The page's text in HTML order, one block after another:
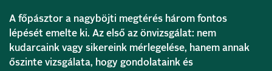
A főpásztor a nagyböjti megtérés három fontos
lépését emelte ki. Az első az önvizsgálat: nem
kudarcaink vagy sikereink mérlegelése, hanem annak
őszinte vizsgálata, hogy gondolataink és